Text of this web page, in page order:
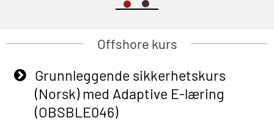
Offshore kurs
Grunnleggende sikkerhetskurs
(Norsk) med Adaptive E-læring
(OBSBLE046)